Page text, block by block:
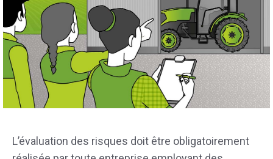
L’évaluation des risques doit être obligatoirement